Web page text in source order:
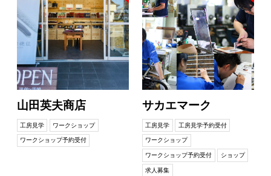
山田英夫商店
工房見学 ワークショップ
ワークショップ予約受付
サカエマーク
工房見学 工房見学予約受付
ワークショップ
ワークショップ予約受付 ショップ
求人募集